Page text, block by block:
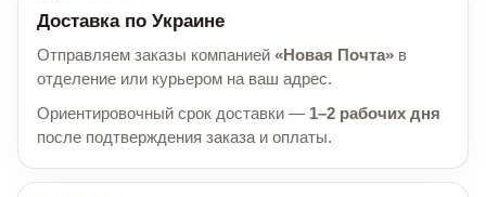
Доставка по Украине
Отправляем заказы компанией «Новая Почта» в
отделение или курьером на ваш адрес.
Ориентировочный срок доставки — 1–2 рабочих дня
после подтверждения заказа и оплаты.